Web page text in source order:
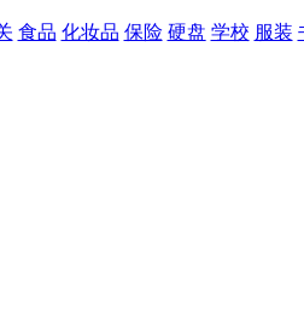
食品 化妆品 保险 硬盘 学校 服装